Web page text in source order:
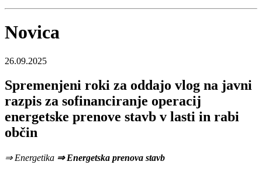
Novica
26.09.2025
Spremenjeni roki za oddajo vlog na javni
razpis za sofinanciranje operacij
energetske prenove stavb v lasti in rabi
občin
⇒ Energetika ⇒ Energetska prenova stavb